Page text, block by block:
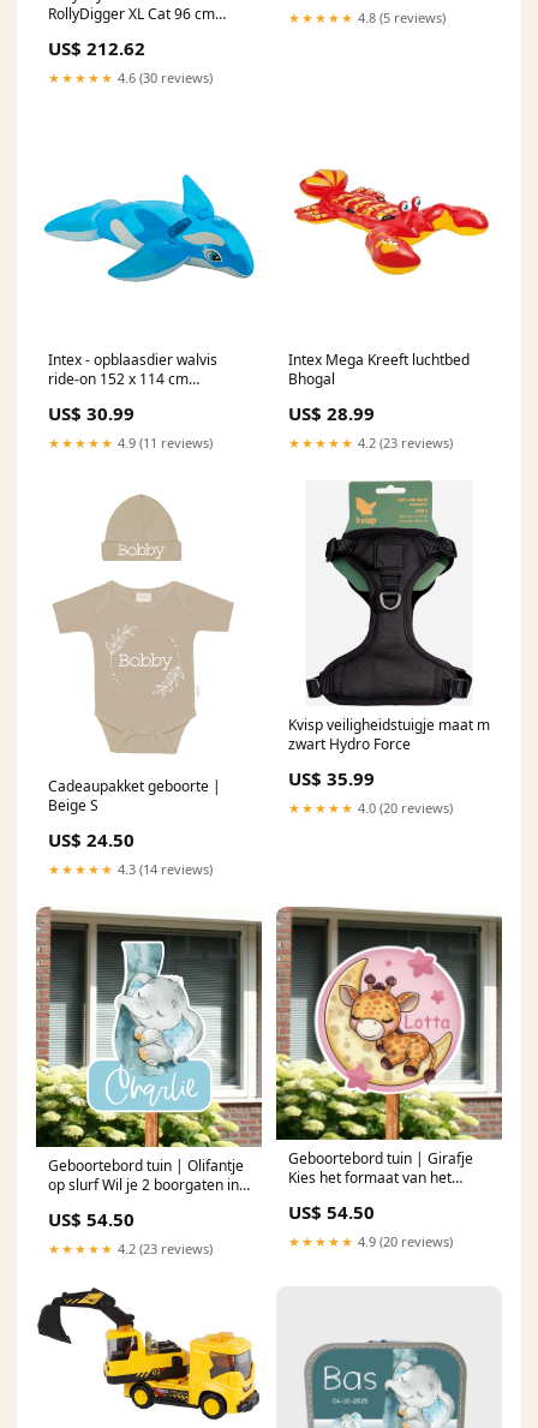
RollyDigger XL Cat 96 cm
US$ 212.62
★★★★★ 4.6 (30 reviews)
★★★★★ 4.8 (5 reviews)
Intex - opblaasdier walvis
ride-on 152 x 114 cm
US$ 30.99
★★★★★ 4.9 (11 reviews)
Intex Mega Kreeft luchtbed
Bhogal
US$ 28.99
★★★★★ 4.2 (23 reviews)
Cadeaupakket geboorte |
Beige S
US$ 24.50
★★★★★ 4.3 (14 reviews)
Kvisp veiligheidstuigje maat m
zwart Hydro Force
US$ 35.99
★★★★★ 4.0 (20 reviews)
Geboortebord tuin | Olifantje
op slurf Wil je 2 boorgaten in
US$ 54.50
★★★★★ 4.2 (23 reviews)
Geboortebord tuin | Girafje
Kies het formaat van het
US$ 54.50
★★★★★ 4.9 (20 reviews)